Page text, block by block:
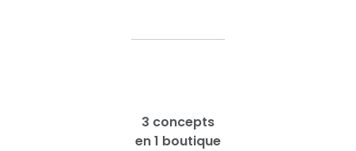
3 concepts
en 1 boutique